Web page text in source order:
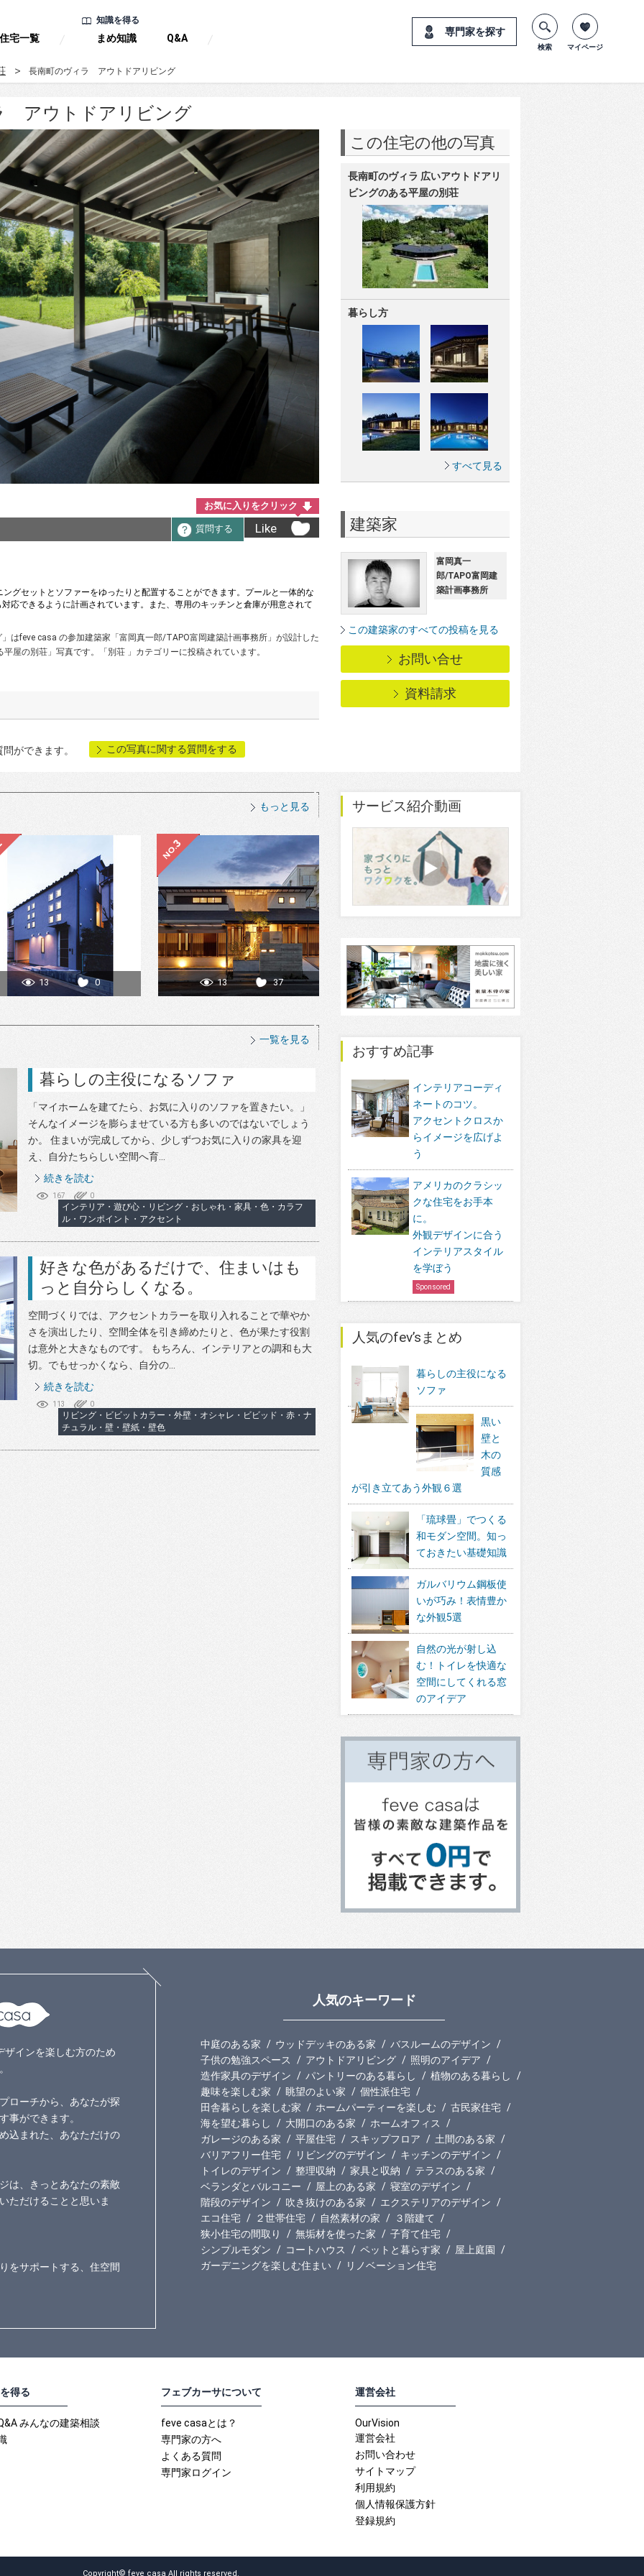
宅一覧
知識を得る
まめ知識 Q&A
専門家を探す
検索 マイページ
長南町のヴィラ アウトドアリビング
アウトドアリビング
お気に入りをクリック
質問する Like
グセットとソファーをゆったりと配置することができます。プールと一体的な
応できるように計画されています。また、専用のキッチンと倉庫が用意されて
はfeve casa の参加建築家「富岡真一郎/TAPO富岡建築計画事務所」が設計した
屋の別荘」写真です。「別荘 」カテゴリーに投稿されています。
ができます。 この写真に関する質問をする
この住宅の他の写真
長南町のヴィラ 広いアウトドアリ
ビングのある平屋の別荘
暮らし方
すべて見る
建築家
富岡真一
郎/TAPO富岡建
築計画事務所
この建築家のすべての投稿を見る
お問い合せ
資料請求
もっと見る
13 0 13 37
一覧を見る
暮らしの主役になるソファ
「マイホームを建てたら、お気に入りのソファを置きたい。」
そんなイメージを膨らませている方も多いのではないでしょう
か。 住まいが完成してから、少しずつお気に入りの家具を迎
え、自分たちらしい空間へ育...
続きを読む
167 0
インテリア・遊び心・リビング・おしゃれ・家具・色・カラフ
ル・ワンポイント・アクセント
好きな色があるだけで、住まいはも
っと自分らしくなる。
空間づくりでは、アクセントカラーを取り入れることで華やか
さを演出したり、空間全体を引き締めたりと、色が果たす役割
は意外と大きなものです。 もちろん、インテリアとの調和も大
切。でもせっかくなら、自分の...
続きを読む
113 0
リビング・ビビットカラー・外壁・オシャレ・ビビッド・赤・ナ
チュラル・壁・壁紙・壁色
サービス紹介動画
おすすめ記事
インテリアコーディ
ネートのコツ。
アクセントクロスか
らイメージを広げよ
う
アメリカのクラシッ
クな住宅をお手本
に。
外観デザインに合う
インテリアスタイル
を学ぼう
Sponsored
人気のfev’sまとめ
暮らしの主役になる
ソファ
黒い
壁と
木の
質感
が引き立てあう外観６選
「琉球畳」でつくる
和モダン空間。知っ
ておきたい基礎知識
ガルバリウム鋼板使
いが巧み！表情豊か
な外観5選
自然の光が射し込
む！トイレを快適な
空間にしてくれる窓
のアイデア
インを楽しむ方のため
ローチから、あなたが探
事ができます。
込まれた、あなただけの
は、きっとあなたの素敵
ただけることと思いま
をサポートする、住空間
人気のキーワード
中庭のある家 ウッドデッキのある家
バスルームのデザイン
子供の勉強スペース
アウトドアリビング
照明のアイデア
造作家具のデザイン
パントリーのある暮らし
植物のある暮らし
趣味を楽しむ家
眺望のよい家
個性派住宅
田舎暮らしを楽しむ家
ホームパーティーを楽しむ
古民家住宅
海を望む暮らし
大開口のある家
ホームオフィス
ガレージのある家
平屋住宅 スキップフロア
土間のある家
バリアフリー住宅
リビングのデザイン
キッチンのデザイン
トイレのデザイン
整理収納 家具と収納
テラスのある家
ベランダとバルコニー
屋上のある家
寝室のデザイン
階段のデザイン
吹き抜けのある家
エクステリアのデザイン
エコ住宅
２世帯住宅 自然素材の家
３階建て
狭小住宅の間取り
無垢材を使った家
子育て住宅
シンプルモダン
コートハウス ペットと暮らす家
屋上庭園
ガーデニングを楽しむ住まい
リノベーション住宅
得る
みんなの建築相談
フェブカーサについて
feve casaとは？
専門家の方へ
よくある質問
専門家ログイン
運営会社
OurVision
運営会社
お問い合わせ
サイトマップ
利用規約
個人情報保護方針
登録規約
Copyright© feve casa All rights reserved.